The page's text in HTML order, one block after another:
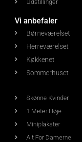
Udstillinger
Vi anbefaler
Børneværelset
Herreværelset
Køkkenet
Sommerhuset
Skønne Kvinder
1 Meter Høje
Miniplakater
Alt For Damerne